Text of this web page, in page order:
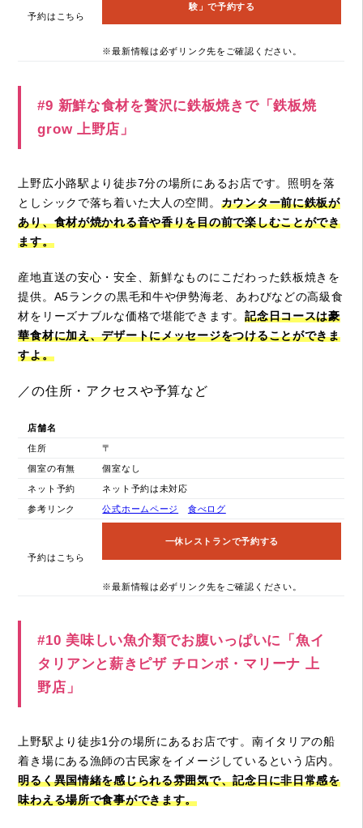
予約はこちら
験」で予約する
※最新情報は必ずリンク先をご確認ください。
#9 新鮮な食材を贅沢に鉄板焼きで「鉄板焼
grow 上野店」
上野広小路駅より徒歩7分の場所にあるお店です。照明を落
としシックで落ち着いた大人の空間。 カウンター前に鉄板が
あり、食材が焼かれる音や香りを目の前で楽しむことができ
ます。
産地直送の安心・安全、新鮮なものにこだわった鉄板焼きを
提供。A5ランクの黒毛和牛や伊勢海老、あわびなどの高級食
材をリーズナブルな価格で堪能できます。記念日コースは豪
華食材に加え、デザートにメッセージをつけることができま
すよ。
／の住所・アクセスや予算など
店舗名
住所 〒
個室の有無 個室なし
ネット予約 ネット予約は未対応
参考リンク 公式ホームページ 食べログ
予約はこちら
一休レストランで予約する
※最新情報は必ずリンク先をご確認ください。
#10 美味しい魚介類でお腹いっぱいに「魚イ
タリアンと薪きピザ チロンボ・マリーナ 上
野店」
上野駅より徒歩1分の場所にあるお店です。南イタリアの船
着き場にある漁師の古民家をイメージしているという店内。
明るく異国情緒を感じられる雰囲気で、記念日に非日常感を
味わえる場所で食事ができます。